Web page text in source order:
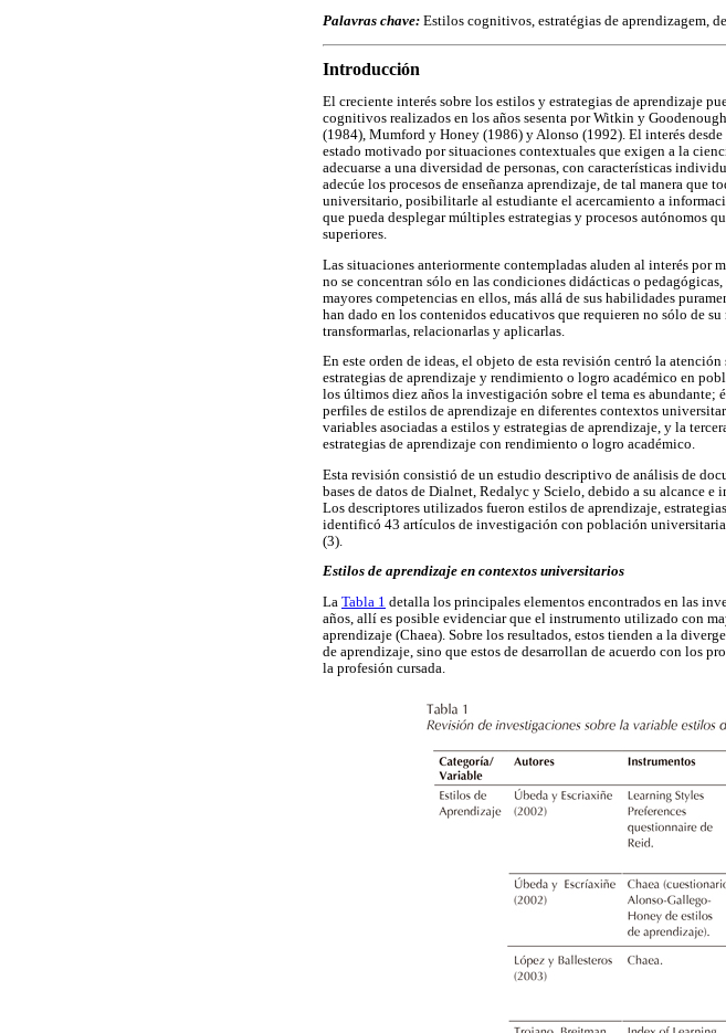
Palavras chave: Estilos cognitivos, estratégias de aprendizagem,
Introducción
El creciente interés sobre los estilos y estrategias de aprendizaje
cognitivos realizados en los años sesenta por Witkin y
(1984), Mumford y Honey (1986) y Alonso (1992). El interés
estado motivado por situaciones contextuales que exigen a la
adecuarse a una diversidad de personas, con características
adecúe los procesos de enseñanza aprendizaje, de tal manera
universitario, posibilitarle al estudiante el acercamiento a
que pueda desplegar múltiples estrategias y procesos autónomos
superiores.
Las situaciones anteriormente contempladas aluden al interés por
no se concentran sólo en las condiciones didácticas o
mayores competencias en ellos, más allá de sus habilidades
han dado en los contenidos educativos que requieren no sólo de
transformarlas, relacionarlas y aplicarlas.
En este orden de ideas, el objeto de esta revisión centró la
estrategias de aprendizaje y rendimiento o logro académico en
los últimos diez años la investigación sobre el tema es
perfiles de estilos de aprendizaje en diferentes contextos
variables asociadas a estilos y estrategias de aprendizaje, y la
estrategias de aprendizaje con rendimiento o logro académico.
Esta revisión consistió de un estudio descriptivo de análisis de
bases de datos de Dialnet, Redalyc y Scielo, debido a su alcance
Los descriptores utilizados fueron estilos de aprendizaje,
identificó 43 artículos de investigación con población
(3).
Estilos de aprendizaje en contextos universitarios
La Tabla 1 detalla los principales elementos encontrados en las
años, allí es posible evidenciar que el instrumento utilizado con
aprendizaje (Chaea). Sobre los resultados, estos tienden a la
de aprendizaje, sino que estos de desarrollan de acuerdo con los
la profesión cursada.